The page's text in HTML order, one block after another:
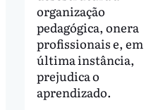
organização
pedagógica, onera
profissionais e, em
última instância,
prejudica o
aprendizado.